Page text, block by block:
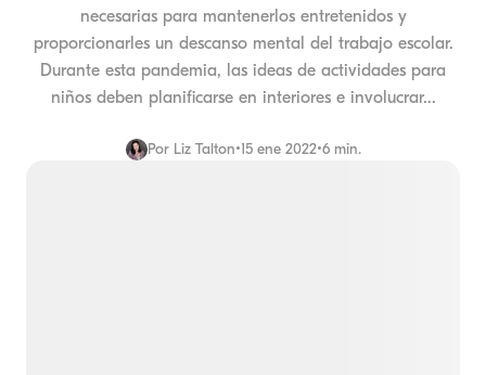
necesarias para mantenerlos entretenidos y
proporcionarles un descanso mental del trabajo escolar.
Durante esta pandemia, las ideas de actividades para
niños deben planificarse en interiores e involucrar...
Por Liz Talton•15 ene 2022•6 min.